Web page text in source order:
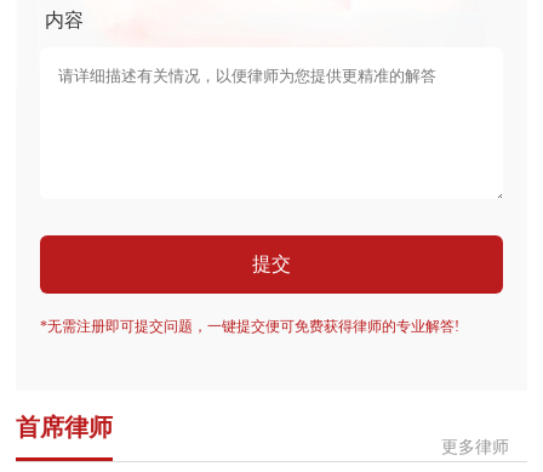
内容
提交
*无需注册即可提交问题，一键提交便可免费获得律师的专业解答!
首席律师
更多律师